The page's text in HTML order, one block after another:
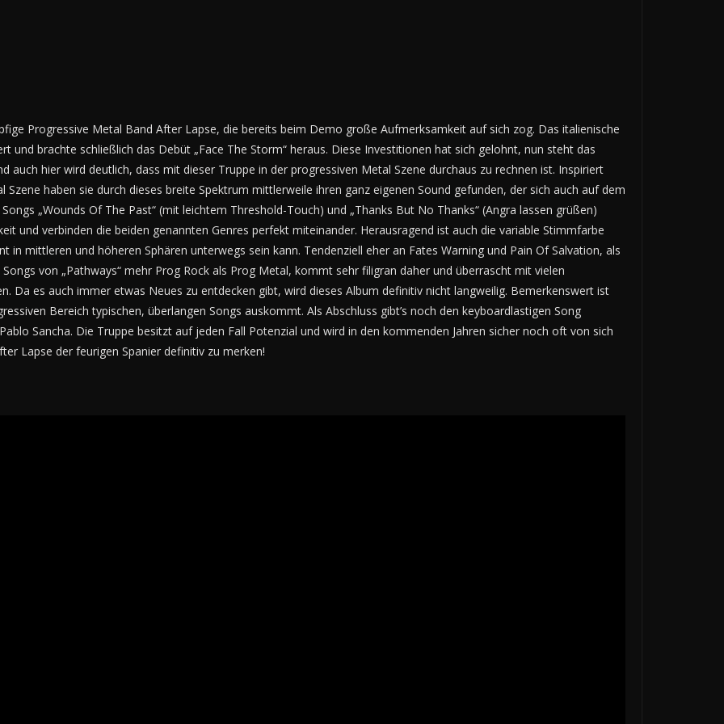
Progressive Metal Band After Lapse, die bereits beim Demo große Aufmerksamkeit auf sich zog. Das italienische
und brachte schließlich das Debüt „Face The Storm“ heraus. Diese Investitionen hat sich gelohnt, nun steht das
auch hier wird deutlich, dass mit dieser Truppe in der progressiven Metal Szene durchaus zu rechnen ist. Inspiriert
haben sie durch dieses breite Spektrum mittlerweile ihren ganz eigenen Sound gefunden, der sich auch auf dem
„Wounds Of The Past“ (mit leichtem Threshold-Touch) und „Thanks But No Thanks“ (Angra lassen grüßen)
und verbinden die beiden genannten Genres perfekt miteinander. Herausragend ist auch die variable Stimmfarbe
in mittleren und höheren Sphären unterwegs sein kann. Tendenziell eher an Fates Warning und Pain Of Salvation, als
von „Pathways“ mehr Prog Rock als Prog Metal, kommt sehr filigran daher und überrascht mit vielen
Da es auch immer etwas Neues zu entdecken gibt, wird dieses Album definitiv nicht langweilig. Bemerkenswert ist
Bereich typischen, überlangen Songs auskommt. Als Abschluss gibt’s noch den keyboardlastigen Song
Sancha. Die Truppe besitzt auf jeden Fall Potenzial und wird in den kommenden Jahren sicher noch oft von sich
Lapse der feurigen Spanier definitiv zu merken!